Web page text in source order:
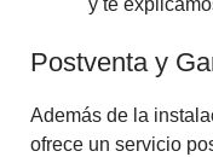
y te
Postventa y
Además de la
ofrece un servicio